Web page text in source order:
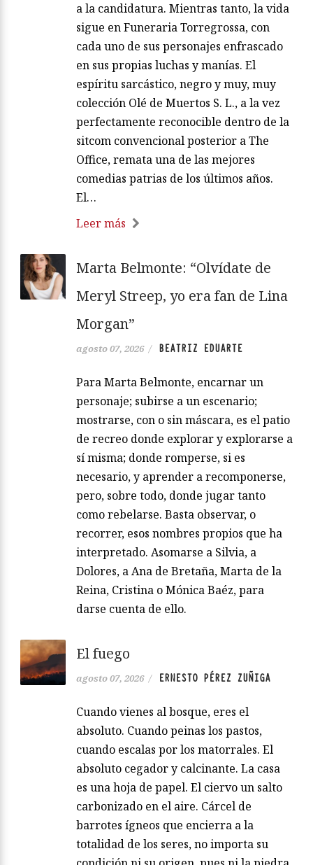
a la candidatura. Mientras tanto, la vida
sigue en Funeraria Torregrossa, con
cada uno de sus personajes enfrascado
en sus propias luchas y manías. El
espíritu sarcástico, negro y muy, muy
colección Olé de Muertos S. L., a la vez
perfectamente reconocible dentro de la
sitcom convencional posterior a The
Office, remata una de las mejores
comedias patrias de los últimos años.
El…
Leer más
Marta Belmonte: “Olvídate de
Meryl Streep, yo era fan de Lina
Morgan”
agosto 07, 2026 / BEATRIZ EDUARTE
Para Marta Belmonte, encarnar un
personaje; subirse a un escenario;
mostrarse, con o sin máscara, es el patio
de recreo donde explorar y explorarse a
sí misma; donde romperse, si es
necesario, y aprender a recomponerse,
pero, sobre todo, donde jugar tanto
como rebelarse. Basta observar, o
recorrer, esos nombres propios que ha
interpretado. Asomarse a Silvia, a
Dolores, a Ana de Bretaña, Marta de la
Reina, Cristina o Mónica Baéz, para
darse cuenta de ello.
El fuego
agosto 07, 2026 / ERNESTO PÉREZ ZUÑIGA
Cuando vienes al bosque, eres el
absoluto. Cuando peinas los pastos,
cuando escalas por los matorrales. El
absoluto cegador y calcinante. La casa
es una hoja de papel. El ciervo un salto
carbonizado en el aire. Cárcel de
barrotes ígneos que encierra a la
totalidad de los seres, no importa su